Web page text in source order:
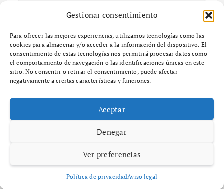
Gestionar consentimiento
Para ofrecer las mejores experiencias, utilizamos tecnologías como las
cookies para almacenar y/o acceder a la información del dispositivo. El
consentimiento de estas tecnologías nos permitirá procesar datos como
el comportamiento de navegación o las identificaciones únicas en este
sitio. No consentir o retirar el consentimiento, puede afectar
negativamente a ciertas características y funciones.
Aceptar
Denegar
Ver preferencias
Política de privacidadAviso legal
N
a
v
a
¿Qué es el
mercado
continuo y
cómo
¿Qué es el
mercado de
compradore
s y cómo